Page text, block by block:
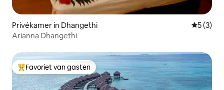
Privékamer in Dhangethi
5 (3)
Arianna Dhangethi
Topfavoriet van gasten
Favoriet van gasten